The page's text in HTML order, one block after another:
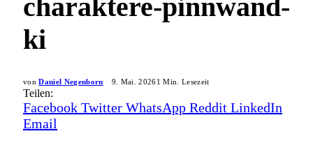
charaktere-pinnwand-
ki
von Daniel Negenborn 9. Mai. 20261 Min. Lesezeit
Teilen:
Facebook Twitter WhatsApp Reddit LinkedIn
Email